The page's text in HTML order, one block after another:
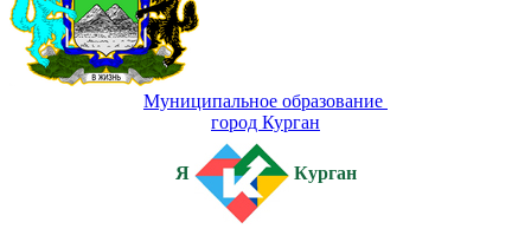
Муниципальное образование
город Курган
Я Курган